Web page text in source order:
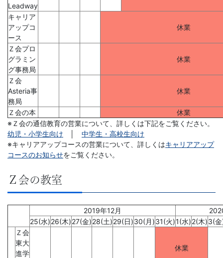
以
上
の
差
を
つ
け
る。
幼
児
Leadway
キャリア
アップコ
ース
休業
Ｚ会プロ
グラミン
グ事務局
休業
Ｚ会
Asteria事
務局
休業
Ｚ会の本
休業
※Ｚ会の通信教育の営業について、詳しくは下記をご覧ください。
幼児・小学生向け
中学生・高校生向け
※キャリアアップコースの営業について、詳しくはキャリアアップ
コースのお知らせをご覧ください。
Ｚ会の教室
2019年12月
25(水)26(木)27(金)28(土)29(日)30(月)31(火)1(水)2(木)3(
Ｚ会
東大
進学
休業